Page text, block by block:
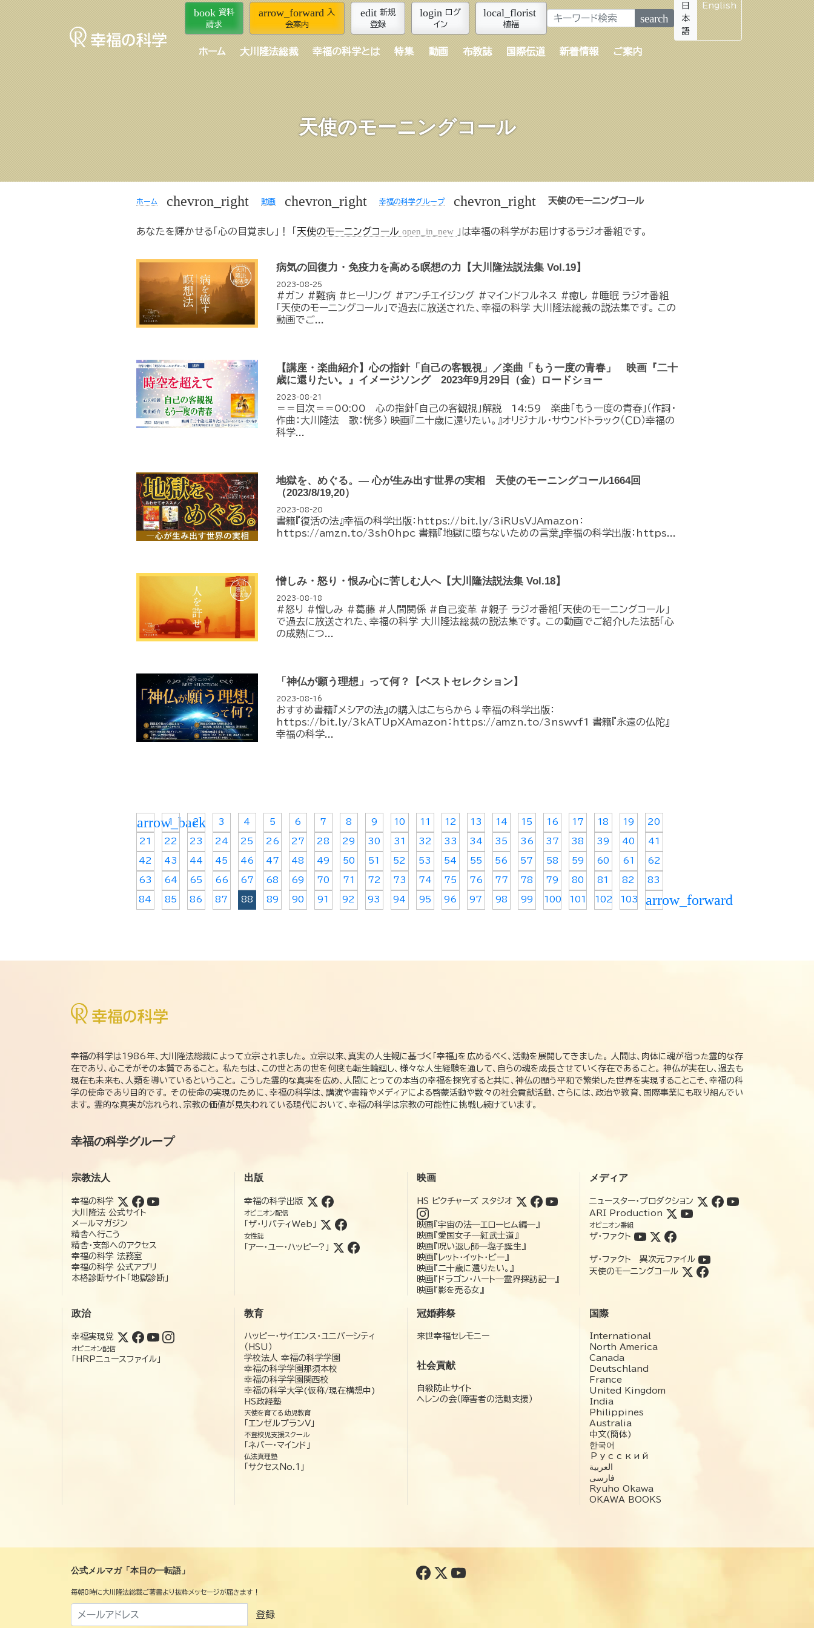
book 資料
請求
arrow_forward 入
会案内
edit 新規
登録
login ログ
イン
local_florist
植福 search
日
本
語
English
ホーム 大川隆法総裁 幸福の科学とは 特集 動画 布教誌 国際伝道 新着情報 ご案内
天使のモーニングコール
ホーム chevron_right 動画 chevron_right 幸福の科学グループ chevron_right 天使のモーニングコール
あなたを輝かせる「心の目覚まし」！ 「 天使のモーニングコール open_in_new 」は幸福の科学がお届けするラジオ番組です。
病気の回復力・免疫力を高める瞑想の力【大川隆法説法集 Vol.19】
2023-08-25
#ガン #難病 #ヒーリング #アンチエイジング #マインドフルネス #癒し #睡眠 ラジオ番組
「天使のモーニングコール」で過去に放送された、幸福の科学 大川隆法総裁の説法集です。 この
動画でご...
【講座・楽曲紹介】心の指針「自己の客観視」／楽曲「もう一度の青春」 映画『二十
歳に還りたい。』イメージソング 2023年9月29日（金）ロードショー
2023-08-21
＝＝目次＝＝00:00 心の指針「自己の客観視」解説 14:59 楽曲「もう一度の青春」（作詞・
作曲：大川隆法 歌：恍多） 映画『二十歳に還りたい。』オリジナル・サウンドトラック（ＣＤ）幸福の
科学...
地獄を、めぐる。― 心が生み出す世界の実相 天使のモーニングコール1664回
（2023/8/19,20）
2023-08-20
書籍『復活の法』幸福の科学出版：https://bit.ly/3iRUsVJAmazon：
https://amzn.to/3sh0hpc 書籍『地獄に堕ちないための言葉』幸福の科学出版：https...
憎しみ・怒り・恨み心に苦しむ人へ【大川隆法説法集 Vol.18】
2023-08-18
#怒り #憎しみ #葛藤 #人間関係 #自己変革 #親子 ラジオ番組「天使のモーニングコール」
で過去に放送された、幸福の科学 大川隆法総裁の説法集です。 この動画でご紹介した法話「心
の成熟につ...
「神仏が願う理想」って何？【ベストセレクション】
2023-08-16
おすすめ書籍『メシアの法』の購入はこちらから↓幸福の科学出版：
https://bit.ly/3kATUpXAmazon：https://amzn.to/3nswvf1 書籍『永遠の仏陀』
幸福の科学...
arrow_back
1 2 3 4 5 6 7 8 9 10 11 12 13 14 15 16 17 18 19 20
21 22 23 24 25 26 27 28 29 30 31 32 33 34 35 36 37 38 39 40 41
42 43 44 45 46 47 48 49 50 51 52 53 54 55 56 57 58 59 60 61 62
63 64 65 66 67 68 69 70 71 72 73 74 75 76 77 78 79 80 81 82 83
84 85 86 87 88 89 90 91 92 93 94 95 96 97 98 99 100 101 102 103 arrow_forward
幸福の科学は1986年、大川隆法総裁によって立宗されました。 立宗以来、真実の人生観に基づく「幸福」を広めるべく、活動を展開してきました。 人間は、肉体に魂が宿った霊的な存
在であり、心こそがその本質であること。 私たちは、この世とあの世を何度も転生輪廻し、様々な人生経験を通して、自らの魂を成長させていく存在であること。 神仏が実在し、過去も
現在も未来も、人類を導いているということ。 こうした霊的な真実を広め、人間にとっての本当の幸福を探究すると共に、神仏の願う平和で繁栄した世界を実現することこそ、幸福の科
学の使命であり目的です。 その使命の実現のために、幸福の科学は、講演や書籍やメディアによる啓蒙活動や数々の社会貢献活動、さらには、政治や教育、国際事業にも取り組んでい
ます。 霊的な真実が忘れられ、宗教の価値が見失われている現代において、幸福の科学は宗教の可能性に挑戦し続けています。
幸福の科学グループ
宗教法人
幸福の科学
大川隆法 公式サイト
メールマガジン
精舎へ行こう
精舎・支部へのアクセス
幸福の科学 法務室
幸福の科学 公式アプリ
本格診断サイト「地獄診断」
出版
幸福の科学出版
オピニオン配信
「ザ・リバティWeb」
女性誌
「アー・ユー・ハッピー?」
映画
HS ピクチャーズ スタジオ
映画『宇宙の法―エローヒム編―』
映画『愛国女子―紅武士道』
映画『呪い返し師—塩子誕生』
映画『レット・イット・ビー』
映画『二十歳に還りたい。』
映画『ドラゴン・ハート―霊界探訪記―』
映画『影を売る女』
メディア
ニュースター・プロダクション
ARI Production
オピニオン番組
ザ・ファクト
ザ・ファクト 異次元ファイル
天使のモーニングコール
政治
幸福実現党
オピニオン配信
「HRPニュースファイル」
教育
ハッピー・サイエンス・ユニバーシティ
（HSU）
学校法人 幸福の科学学園
幸福の科学学園那須本校
幸福の科学学園関西校
幸福の科学大学(仮称/現在構想中)
HS政経塾
天使を育てる幼児教育
「エンゼルプランV」
不登校児支援スクール
「ネバー・マインド」
仏法真理塾
「サクセスNo.1」
冠婚葬祭
来世幸福セレモニー
社会貢献
自殺防止サイト
ヘレンの会（障害者の活動支援）
国際
International
North America
Canada
Deutschland
France
United Kingdom
India
Philippines
Australia
中文(簡体)
한국어
Русский
العربية‏
فارسی
Ryuho Okawa
OKAWA BOOKS
公式メルマガ「本日の一転語」
毎朝8時に大川隆法総裁ご著書より抜粋メッセージが届きます！
登録